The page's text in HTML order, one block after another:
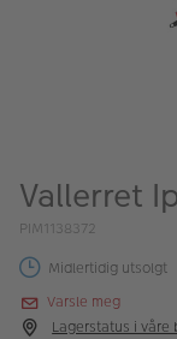
Kampanjer
Merker
Lagersalg
Vallerret
PIM1138372
Midlertidig utsolgt
Varsle meg
Lagerstatus i våre